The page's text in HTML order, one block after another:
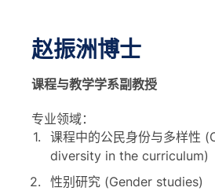
赵振洲博士
课程与教学学系副教授
专业领域：
课程中的公民身份与多样性
diversity in the curriculum)
性别研究 (Gender studies)